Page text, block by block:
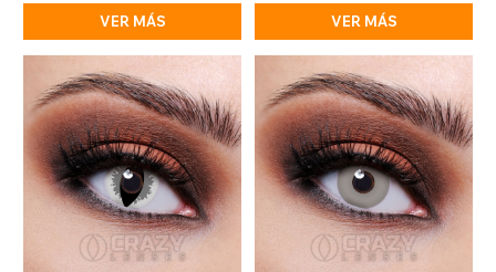
VER MÁS VER MÁS